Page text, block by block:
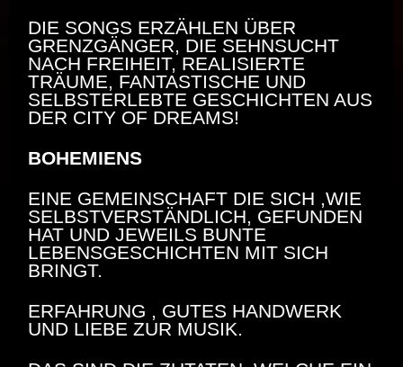
DIE SONGS ERZÄHLEN ÜBER
GRENZGÄNGER, DIE SEHNSUCHT
NACH FREIHEIT, REALISIERTE
TRÄUME, FANTASTISCHE UND
SELBSTERLEBTE GESCHICHTEN AUS
DER CITY OF DREAMS!
BOHEMIENS
EINE GEMEINSCHAFT DIE SICH ,WIE
SELBSTVERSTÄNDLICH, GEFUNDEN
HAT UND JEWEILS BUNTE
LEBENSGESCHICHTEN MIT SICH
BRINGT.
ERFAHRUNG , GUTES HANDWERK
UND LIEBE ZUR MUSIK.